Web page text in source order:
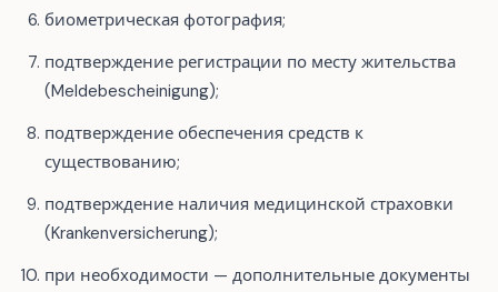
биометрическая фотография;
подтверждение регистрации по месту жительства
(Meldebescheinigung);
подтверждение обеспечения средств к
существованию;
подтверждение наличия медицинской страховки
(Krankenversicherung);
при необходимости — дополнительные документы